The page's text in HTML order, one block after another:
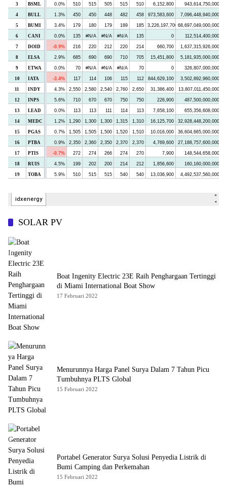
SOLAR PV
Boat Ingenity Electric 23E Raih Penghargaan Tertinggi
di Miami International Boat Show
17 Februari 2022
Menurunnya Harga Panel Surya Dalam 7 Tahun Picu
Tumbuhnya PLTS Global
15 Februari 2022
Portabel Generator Surya Solusi Penyedia Listrik di
Bumi Camping dan Perkemahan
15 Februari 2022